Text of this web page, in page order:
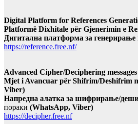
Digital Platform for References
Platformë Dixhitale për Gjenerimin e
Дигитална платформа за генерирање
https://reference.free.nf/
Advanced Cipher/Deciphering
Mjet i Avancuar për Shifrim/Deshifrim
Viber)
Напредна алатка за шифрирање/
пораки (WhatsApp, Viber)
https://decipher.free.nf